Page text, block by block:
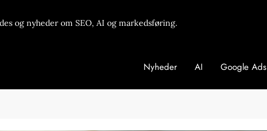
og nyheder om SEO, AI og markedsføring.
Nyheder AI Google Ads